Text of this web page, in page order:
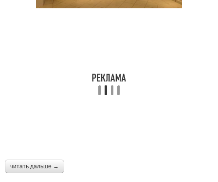
читать дальше →